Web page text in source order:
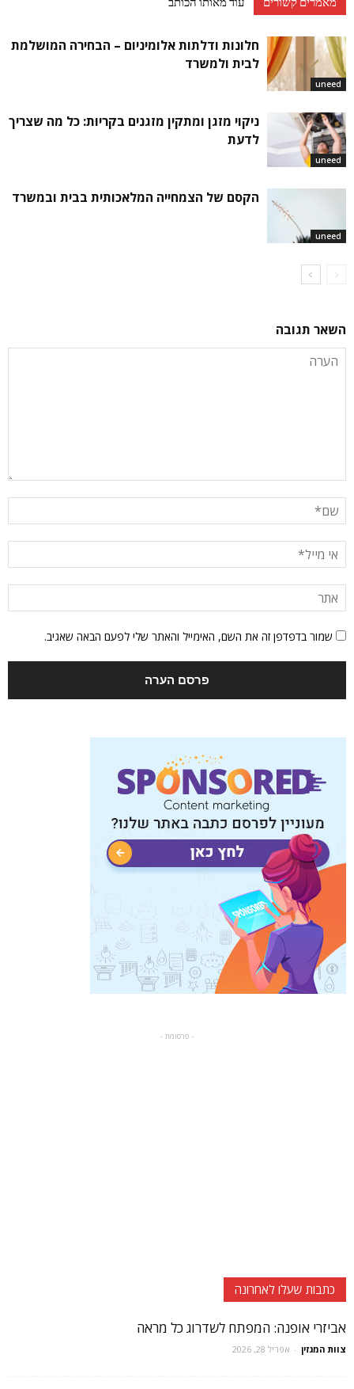
uneed
חלונות ודלתות אלומיניום – הבחירה המושלמת
לבית ולמשרד
uneed
ניקוי מזגן ומתקין מזגנים בקריות: כל מה שצריך
לדעת
uneed
הקסם של הצמחייה המלאכותית בבית ובמשרד
השאר תגובה
שמור בדפדפן זה את השם, האימייל והאתר שלי לפעם הבאה שאגיב.
- פרסומת -
כתבות שעלו לאחרונה
אביזרי אופנה: המפתח לשדרוג כל מראה
צוות המגזין - אפריל 28, 2026